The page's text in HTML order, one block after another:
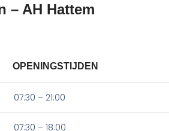
– AH Hattem
OPENINGSTIJDEN
07:30 – 21:00
07:30 – 18:00